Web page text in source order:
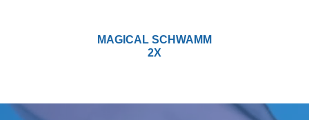
MAGICAL SCHWAMM
2X